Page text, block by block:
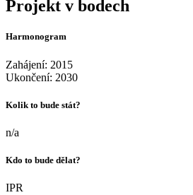
Projekt v bodech
Harmonogram
Zahájení: 2015
Ukončení: 2030
Kolik to bude stát?
n/a
Kdo to bude dělat?
IPR